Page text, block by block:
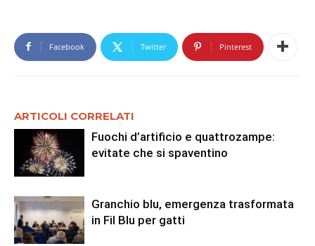
Facebook Twitter Pinterest
ARTICOLI CORRELATI
Fuochi d’artificio e quattrozampe:
evitate che si spaventino
Granchio blu, emergenza trasformata
in Fil Blu per gatti